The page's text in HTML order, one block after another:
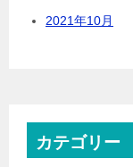
2021年10月
カテゴリー